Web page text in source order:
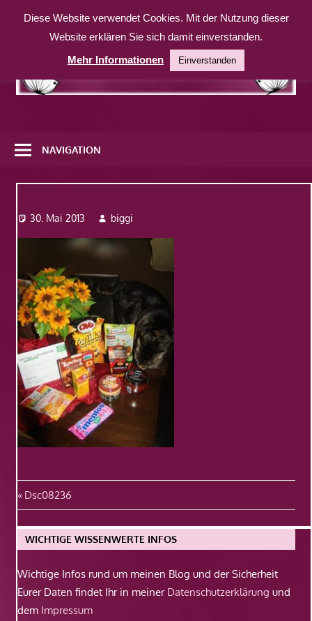
Inhalt
weitere
Website
NAVIGATION
30. Mai 2013 biggi
Beitragsnavigation
Vorheriger
Beitrag:
Dsc08236
WICHTIGE WISSENWERTE INFOS
Wichtige Infos rund um meinen Blog und der Sicherheit
Eurer Daten findet Ihr in meiner Datenschutzerklärung und
dem Impressum
Diese Website verwendet Cookies. Mit der Nutzung dieser
Website erklären Sie sich damit einverstanden.
Mehr Informationen
Einverstanden